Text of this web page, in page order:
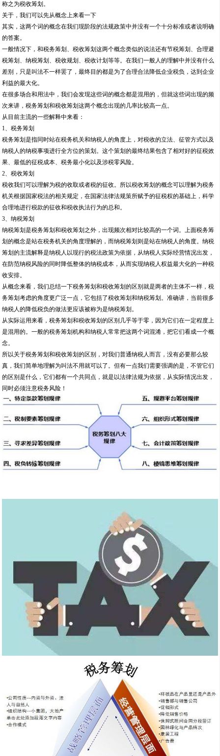
称之为税收筹划。
关于，我们可以先从概念上来看一下
其实，这两个词的概念在我们现阶段的法规政策中并没有一个十分标准或者说明确
的答案。
一般情况下，和税务筹划、税收筹划这两个概念类似的说法还有节税筹划、合理避
税筹划、纳税筹划、税收规划、税收计划等等。在我们一般人的理解中并没有什么
差别，只是叫法不一样罢了，最终目的都是为了合理合法降低企业税负，达到企业
利益的最大化。
在很多场合和用法中，我们会发现这些词的概念都是混用的，但就这些词出现的频
次来讲，税务筹划和税收筹划这两个概念出现的几率比较高一点。
从目前主流的一些解释中来看：
1、税务筹划
税务筹划是指同时站在税务机关和纳税人的角度上，对税收的立法、征管方式以及
纳税人的纳税事项进行全方位的策划。这个策划的最终结果包含了相对好的征税效
果、最低的征税成本、税务最小化以及涉税零风险。
2、税收筹划
税收我们可以理解为税的收取或者税的征收。所以税收筹划的概念可以理解为税务
机关根据国家税法的相关规定，在国家法律法规策所赋予的征税权的基础上，科学
合理地进行税款的征收和税收执法行为的总和。
3、纳税筹划
纳税筹划是税务筹划和税收筹划之外，出现频次相对比较高的一个词。上面税务筹
划的概念是站在税务机关的角度理解的，而纳税筹划则是站在纳税人的角度。纳税
筹划的主流解释是纳税人以现行的税法政策为依据，从纳税人实际经营情况出发，
在防范纳税风险的同时降低整体的纳税成本，从而实现纳税人权益最大化的一种税
收安排。
从概念来看，我们总结一下税务筹划和税收筹划的区别就是两者的主体不一样，税
务筹划考虑的角度更广泛一点，它包括了税收筹划和纳税筹划。准确讲，当前很多
纳税人的降低税负的做法更应该被称为是纳税筹划。
从实际运用来看，税务筹划和税收筹划的区别几乎等于零，因为它们在一定程度上
是混用的。一般的税务筹划机构和纳税人常常把这两个词混淆，把它们看成一个概
念。
所以关于税务筹划和税收筹划的区别，对我们普通纳税人而言，没有必要那么较
真，我们简单地理解为叫法不用就可以了。但有一点我们需要强调的是，不管它们
的区别是什么，它们都有一个共同点，就是以法律法规为依据，从实际情况出发，
同时必须注意税务风险！